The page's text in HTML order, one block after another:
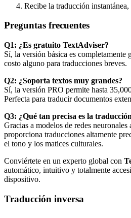
Recibe la traducción
Preguntas frecuentes
Q1: ¿Es gratuito TextAdviser?
Sí, la versión básica es completamente
costo alguno para traducciones breves.
Q2: ¿Soporta textos muy grandes?
Sí, la versión PRO permite hasta
Perfecta para traducir documentos
Q3: ¿Qué tan precisa es la
Gracias a modelos de redes neuronales
proporciona traducciones altamente
el tono y los matices culturales.
Conviértete en un experto global con
automático, intuitivo y totalmente
dispositivo.
Traducción inversa